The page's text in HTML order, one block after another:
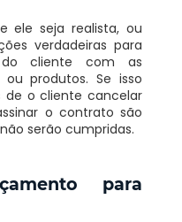
ele seja realista, ou
verdadeiras para
do cliente com as
ou produtos. Se isso
de o cliente cancelar
o contrato são
serão cumpridas.
para